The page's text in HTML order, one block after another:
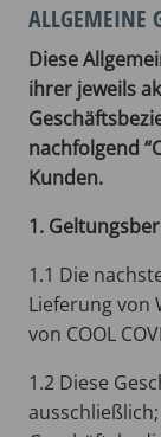
ALLGEMEINE
Diese
ihrer jeweils
nachfolgend
Kunden.
1.
1.1 Die
Lieferung von
von COOL
1.2 Diese